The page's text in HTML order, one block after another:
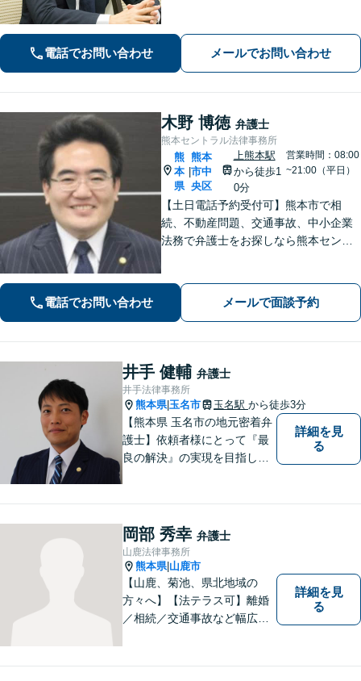
選択肢と法的権利を明確にし、納得の
いく決断ができるよう支援いたします
電話でお問い合わせ メールでお問い合わせ
木野 博徳 弁護士
熊本セントラル法律事務所
熊
本
県
|
熊本
市中
央区
上熊本駅
から徒歩1
0分
営業時間：08:00
~21:00（平日）
【土日電話予約受付可】熊本市で相
続、不動産問題、交通事故、中小企業
法務で弁護士をお探しなら熊本セント
受付可】【休日・夜間相談可】
電話でお問い合わせ メールで面談予約
井手 健輔 弁護士
井手法律事務所
熊本県| 玉名市 玉名駅 から徒歩3分
【熊本県 玉名市の地元密着弁
護士】依頼者様にとって『最
良の解決』の実現を目指しま
詳細を見
る
岡部 秀幸 弁護士
山鹿法律事務所
熊本県| 山鹿市
【山鹿、菊池、県北地域の
方々へ】【法テラス可】離婚
／相続／交通事故など幅広く
そう地域に法的サービスを提
詳細を見
る